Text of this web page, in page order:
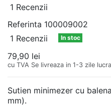
1 Recenzii
Referinta 100009002
1 Recenzii
In stoc
79,90 lei
cu TVA Se livreaza in 1-3 zile
Sutien minimezer cu
mm).